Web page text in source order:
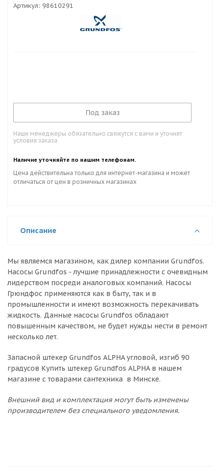
Артикул: 98610291
Под заказ
Наши менеджеры обязательно свяжутся с вами и уточнят
условия заказа
Наличие уточняйте по нашим телефонам.
Цена действительна только для интернет-магазина и может
отличаться от цен в розничных магазинах
Описание
Мы являемся магазином, как дилер компании Grundfos.
Насосы Grundfos - лучшие принадлежности с очевидным
лидерством посреди аналоговых компаний. Насосы
Грюндфос применяются как в быту, так и в
промышленности и имеют возможность перекачивать
жидкость. Данные насосы Grundfos обладают
повышенным качеством, не будет нужды нести в ремонт
несколько лет.
Запасной штекер Grundfos ALPHA угловой, изгиб 90
градусов Купить штекер Grundfos ALPHA в нашем
магазине с товарами сантехника в Минске.
Внешний вид и комплектация могут быть изменены
производителем без специального уведомления.